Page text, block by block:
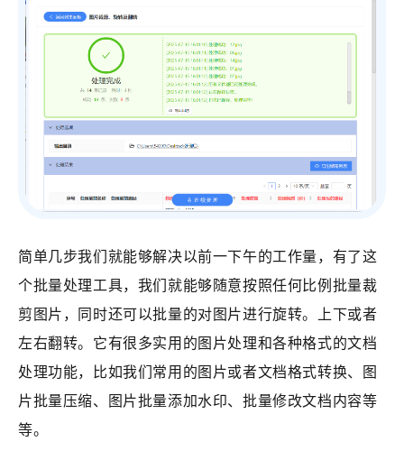
简单几步我们就能够解决以前一下午的工作量，有了这
个批量处理工具，我们就能够随意按照任何比例批量裁
剪图片，同时还可以批量的对图片进行旋转。上下或者
左右翻转。它有很多实用的图片处理和各种格式的文档
处理功能，比如我们常用的图片或者文档格式转换、图
片批量压缩、图片批量添加水印、批量修改文档内容等
等。